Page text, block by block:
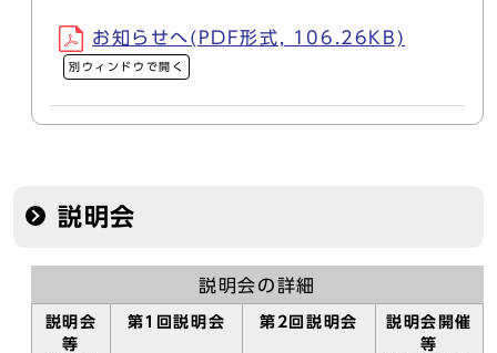
お知らせへ(PDF形式, 106.26KB)
別ウィンドウで開く
説明会
説明会の詳細
説明会
等
第1回説明会 第2回説明会
説明会開催
等